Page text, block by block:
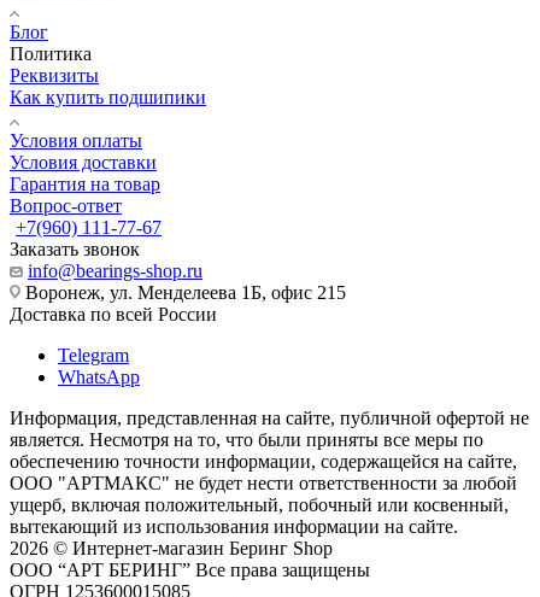
Блог
Политика
Реквизиты
Как купить подшипики
Условия оплаты
Условия доставки
Гарантия на товар
Вопрос-ответ
+7(960) 111-77-67
Заказать звонок
info@bearings-shop.ru
Воронеж, ул. Менделеева 1Б, офис 215
Доставка по всей России
Telegram
WhatsApp
Информация, представленная на сайте, публичной офертой не
является. Несмотря на то, что были приняты все меры по
обеспечению точности информации, содержащейся на сайте,
ООО "АРТМАКС" не будет нести ответственности за любой
ущерб, включая положительный, побочный или косвенный,
вытекающий из использования информации на сайте.
2026 © Интернет-магазин Беринг Shop
ООО “АРТ БЕРИНГ” Все права защищены
ОГРН 1253600015085